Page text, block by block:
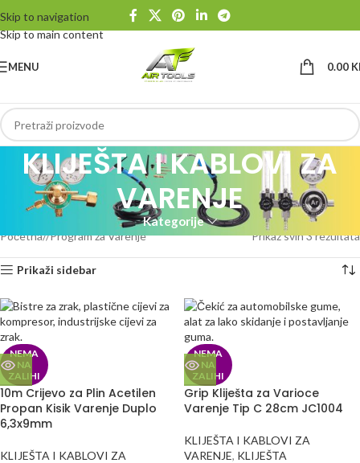
Skip to navigation
Skip to main content
MENU 0.00
KLIJEŠTA I KABLOVI ZA
VARENJE
Kategorije
Početna/ Program za Varenje Prikaz svih 3 rezultata
Prikaži sidebar
NEMA
NA
ZALIHI
10m Crijevo za Plin Acetilen
Propan Kisik Varenje Duplo
6,3x9mm
KLIJEŠTA I KABLOVI ZA
NEMA
NA
ZALIHI
Grip Kliješta za Varioce
Varenje Tip C 28cm JC1004
KLIJEŠTA I KABLOVI ZA
VARENJE, KLIJEŠTA